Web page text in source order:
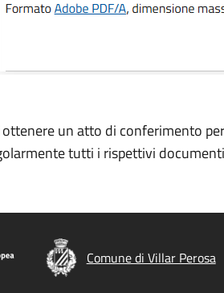
ottenere un atto di conferimento
tutti i rispettivi
Comune di Villar Perosa